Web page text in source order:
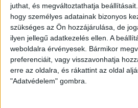
juthat, és megváltoztathatja beállításait.
hogy személyes adatainak bizonyos
szükséges az Ön hozzájárulása, de
ilyen jellegű adatkezelés ellen. A
weboldalra érvényesek. Bármikor
preferenciáit, vagy visszavonhatja
erre az oldalra, és rákattint az oldal
"Adatvédelem" gombra.
Olvasók nélküli
hirdetéseiből nyeli a
Sarka koprodukció
KÖVESS MINKET VAGY